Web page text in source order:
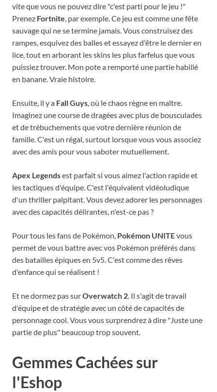
vite que vous ne pouvez dire "c'est parti pour le jeu !"
Prenez Fortnite, par exemple. Ce jeu est comme une fête
sauvage qui ne se termine jamais. Vous construisez des
rampes, esquivez des balles et essayez d'être le dernier en
lice, tout en arborant les skins les plus farfelus que vous
puissiez trouver. Mon pote a remporté une partie habillé
en banane. Vraie histoire.
Ensuite, il y a Fall Guys, où le chaos règne en maître.
Imaginez une course de dragées avec plus de bousculades
et de trébuchements que votre dernière réunion de
famille. C'est un régal, surtout lorsque vous vous associez
avec des amis pour vous saboter mutuellement.
Apex Legendsest parfait si vous aimez l'action rapide et
les tactiques d'équipe. C'est l'équivalent vidéoludique
d'un thriller palpitant. Vous devez adorer les personnages
avec des capacités délirantes, n'est-ce pas ?
Pour tous les fans de Pokémon, Pokémon UNITEvous
permet de vous battre avec vos Pokémon préférés dans
des batailles épiques en 5v5. C'est comme des rêves
d'enfance qui se réalisent !
Et ne dormez pas surOverwatch 2. Il s'agit de travail
d'équipe et de stratégie avec un côté de capacités de
personnage cool. Vous vous surprendrez à dire "Juste une
partie de plus" beaucoup trop souvent.
Gemmes Cachées sur
l'Eshop